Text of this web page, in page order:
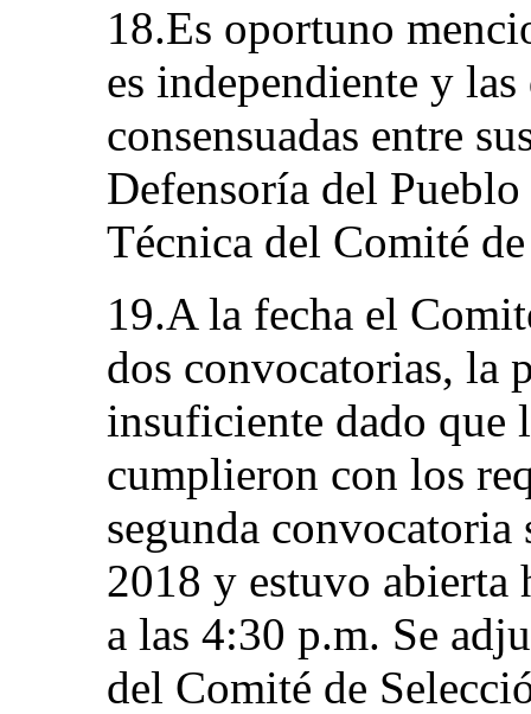
18.Es oportuno
es independiente y
consensuadas entre
Defensoría del
Técnica del Comité
19.A la fecha el
dos convocatorias, la
insuficiente dado que
cumplieron con los
segunda
2018 y estuvo abierta
a las 4:30 p.m. Se
del Comité de